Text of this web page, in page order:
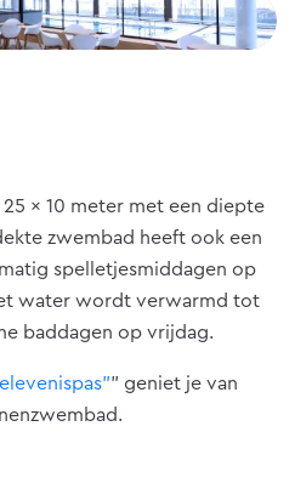
x 10 meter met een diepte
zwembad heeft ook een
spelletjesmiddagen op
water wordt verwarmd tot
baddagen op vrijdag.
" geniet je van